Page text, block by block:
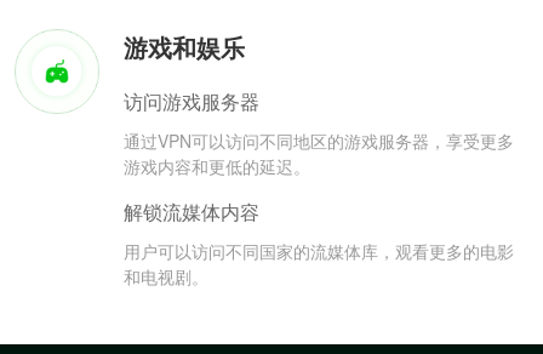
游戏和娱乐
访问游戏服务器
通过VPN可以访问不同地区的游戏服务器，享受更多
游戏内容和更低的延迟。
解锁流媒体内容
用户可以访问不同国家的流媒体库，观看更多的电影
和电视剧。